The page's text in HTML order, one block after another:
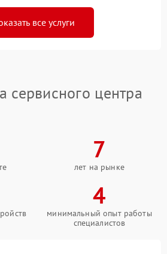
все услуги
сервисного центра
7
лет на рынке
4
минимальный опыт работы
специалистов